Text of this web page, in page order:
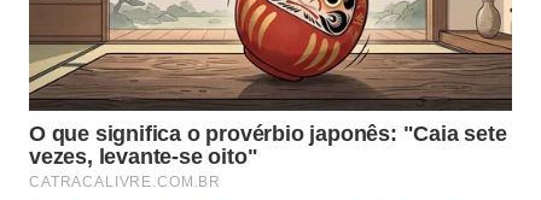
1 limão espremido;
½ colher de sopa de vinagre de maçã
Sal e pimenta do reino a gosto
Preparo
Primeiro, deixe as sementes de molho por pelo